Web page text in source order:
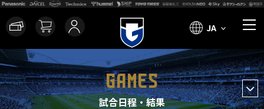
JA
GAMES
試合日程・結果